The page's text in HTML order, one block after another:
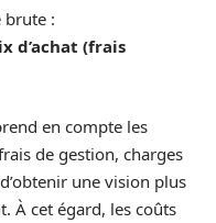
brute :
d’achat (frais
en compte les
de gestion, charges
une vision plus
À cet égard, les coûts